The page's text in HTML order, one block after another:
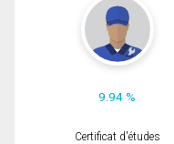
9.94 %
Certificat d'études